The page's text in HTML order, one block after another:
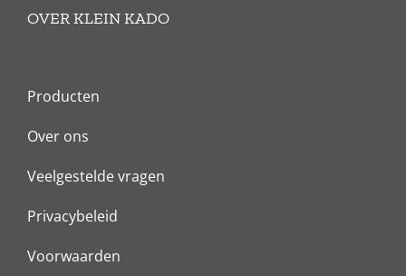
OVER KLEIN KADO
Producten
Over ons
Veelgestelde vragen
Privacybeleid
Voorwaarden